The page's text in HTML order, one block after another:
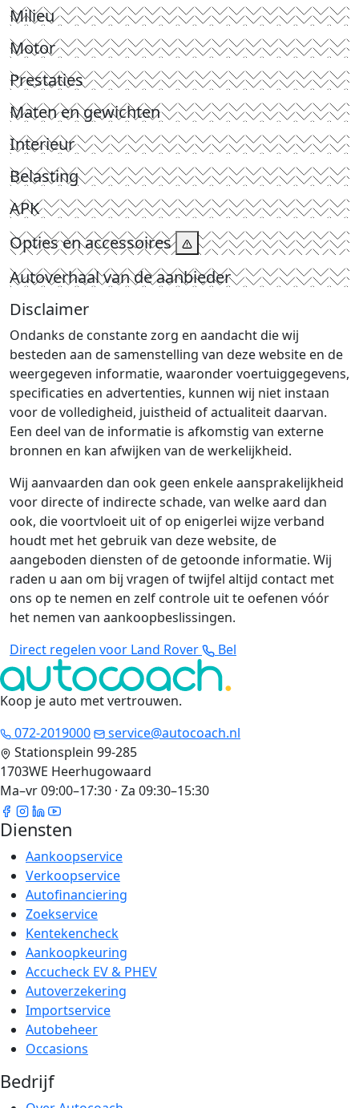
Milieu
Motor
Prestaties
Maten en gewichten
Interieur
Belasting
APK
Opties en accessoires
Autoverhaal van de aanbieder
Disclaimer
Ondanks de constante zorg en aandacht die wij
besteden aan de samenstelling van deze website en de
weergegeven informatie, waaronder voertuiggegevens,
specificaties en advertenties, kunnen wij niet instaan
voor de volledigheid, juistheid of actualiteit daarvan.
Een deel van de informatie is afkomstig van externe
bronnen en kan afwijken van de werkelijkheid.
Wij aanvaarden dan ook geen enkele aansprakelijkheid
voor directe of indirecte schade, van welke aard dan
ook, die voortvloeit uit of op enigerlei wijze verband
houdt met het gebruik van deze website, de
aangeboden diensten of de getoonde informatie. Wij
raden u aan om bij vragen of twijfel altijd contact met
ons op te nemen en zelf controle uit te oefenen vóór
het nemen van aankoopbeslissingen.
Direct regelen voor Land Rover
Bel
Koop je auto met vertrouwen.
072-2019000
service@autocoach.nl
Stationsplein 99-285
1703WE Heerhugowaard
Ma–vr 09:00–17:30 · Za 09:30–15:30
Diensten
Aankoopservice
Verkoopservice
Autofinanciering
Zoekservice
Kentekencheck
Aankoopkeuring
Accucheck EV & PHEV
Autoverzekering
Importservice
Autobeheer
Occasions
Bedrijf